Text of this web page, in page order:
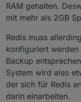
RAM gehalten.
mit mehr als 2GB
Redis muss
konfiguriert werden
Backup
System wird also
der sich für Redis
darin einarbeiten.